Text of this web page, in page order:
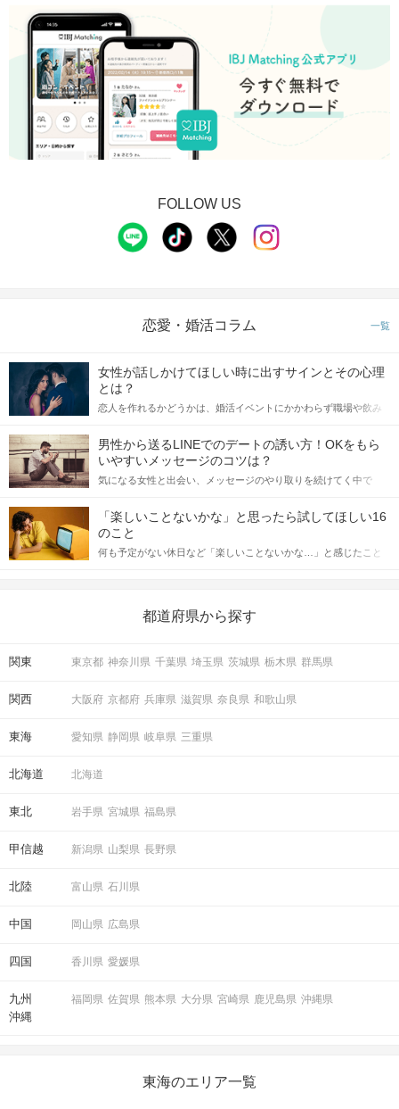
FOLLOW US
恋愛・婚活コラム 一覧
女性が話しかけてほしい時に出すサインとその心理
とは？
恋人を作れるかどうかは、婚活イベントにかかわらず職場や飲み
てアプローチできるかにも左右されます。 これから恋人作りを本
格的に始めようとしている方は、女性が異性を求めて出すサイン
をしっかりと理解し、正しい行動に移せるかどうかが重要。 この
記事では、女性が話しかけて欲しい時に出すサインとその心理を
合にどのような行動に繋げるべきかをご紹介していきます。
男性から送るLINEでのデートの誘い方！OKをもら
いやすいメッセージのコツは？
気になる女性と出会い、メッセージのやり取りを続けてく中で
しかし、中には「どう誘ったらいいの？」とお困りの男性もいら
っしゃるのではないでしょうか。 そこで今回は、男性から女性へ
送るLINEでのデートの誘い方のコツをご紹介します。例文も混じ
えながら解説するので、ぜひ参考にしてください。
「楽しいことないかな」と思ったら試してほしい16
のこと
何も予定がない休日など「楽しいことないかな…」と感じたこと
の楽しいことアイデアを集めました♪ いままさに楽しいことを探し
都道府県から探す
関東 東京都 神奈川県 千葉県 埼玉県 茨城県 栃木県 群馬県
関西 大阪府 京都府 兵庫県 滋賀県 奈良県 和歌山県
東海 愛知県 静岡県 岐阜県 三重県
北海道 北海道
東北 岩手県 宮城県 福島県
甲信越 新潟県 山梨県 長野県
北陸 富山県 石川県
中国 岡山県 広島県
四国 香川県 愛媛県
九州
沖縄
福岡県 佐賀県 熊本県 大分県 宮崎県 鹿児島県 沖縄県
東海のエリア一覧